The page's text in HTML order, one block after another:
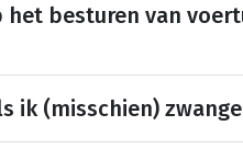
besturen van
ik (misschien)